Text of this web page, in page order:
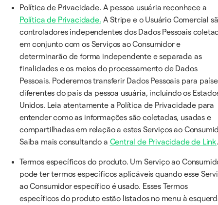
Política de Privacidade. A pessoa usuária reconhece a
Política de Privacidade. A Stripe e o Usuário Comercial
controladores independentes dos Dados Pessoais
em conjunto com os Serviços ao Consumidor e
determinarão de forma independente e separada as
finalidades e os meios do processamento de Dados
Pessoais. Poderemos transferir Dados Pessoais para
diferentes do país da pessoa usuária, incluindo os
Unidos. Leia atentamente a Política de Privacidade para
entender como as informações são coletadas, usadas e
compartilhadas em relação a estes Serviços ao
Saiba mais consultando a Central de Privacidade de Link.
Termos específicos do produto. Um Serviço ao
pode ter termos específicos aplicáveis quando esse
ao Consumidor específico é usado. Esses Termos
específicos do produto estão listados no menu à